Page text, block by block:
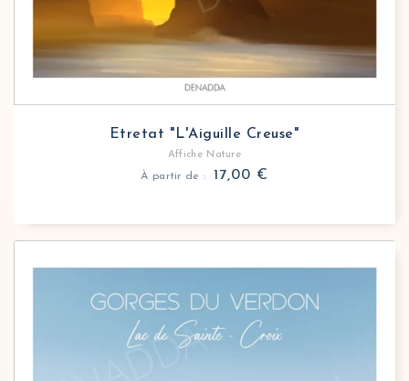
Etretat "L'Aiguille Creuse"
Affiche Nature
À partir de : 17,00 €